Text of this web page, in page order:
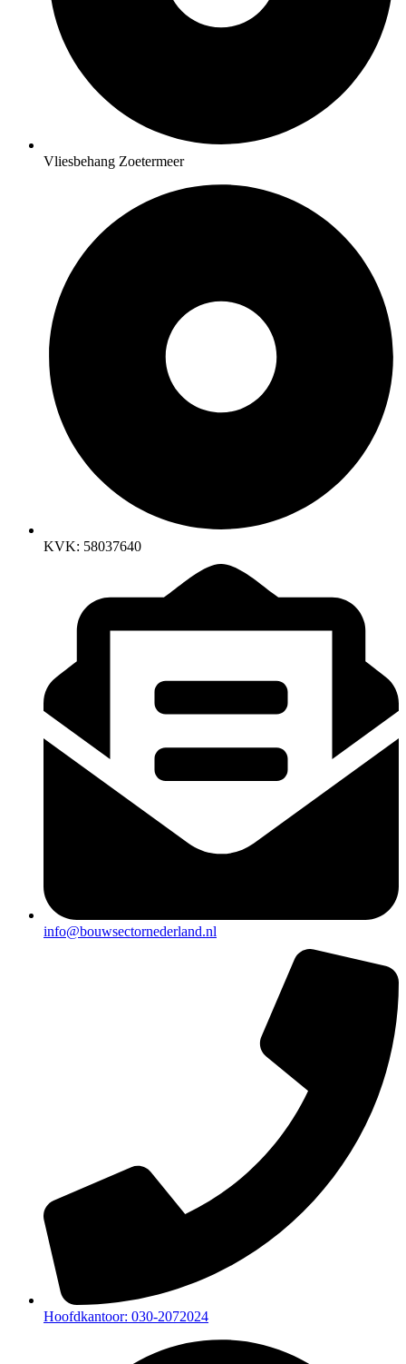
Vliesbehang Zoetermeer
KVK: 58037640
info@bouwsectornederland.nl
Hoofdkantoor: 030-2072024